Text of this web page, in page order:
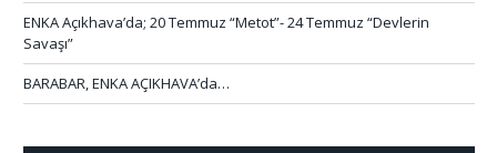
ENKA Açıkhava’da; 20 Temmuz “Metot”- 24 Temmuz “Devlerin
Savaşı”
BARABAR, ENKA AÇIKHAVA’da…